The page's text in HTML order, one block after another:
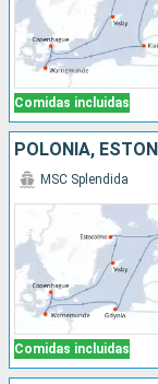
Comidas incluidas
Comidas incluidas
MSC Splendida